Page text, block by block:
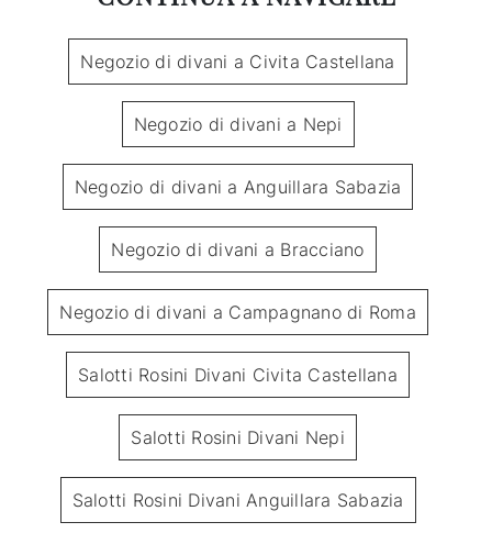
Negozio di divani a Civita Castellana
Negozio di divani a Nepi
Negozio di divani a Anguillara Sabazia
Negozio di divani a Bracciano
Negozio di divani a Campagnano di Roma
Salotti Rosini Divani Civita Castellana
Salotti Rosini Divani Nepi
Salotti Rosini Divani Anguillara Sabazia